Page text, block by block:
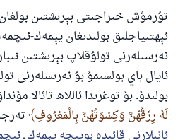
تۇرمۇش خىراجىتى بېرىشتىن
ئېھتىياجلىق بولىدىغان يېمەك-
نەرسىلەرنى تولۇقلاپ بېرىشتىن
ئايال باي بولسىمۇ بۇ نەرىسلەرنى
بولىدۇ. بۇ توغرىدا ئاللاھ تائالا
لَهُ رِزْقُهُنَّ وَكِسْوَتُهُنَّ بِالْمَعْرُوفِ
ئانىلارنى قائىدە بويىچە يېمەك ـ